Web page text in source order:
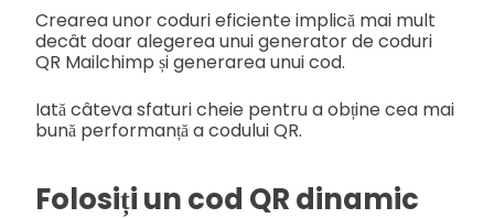
Crearea unor coduri eficiente implică mai mult
decât doar alegerea unui generator de coduri
QR Mailchimp și generarea unui cod.
Iată câteva sfaturi cheie pentru a obține cea mai
bună performanță a codului QR.
Folosiți un cod QR dinamic